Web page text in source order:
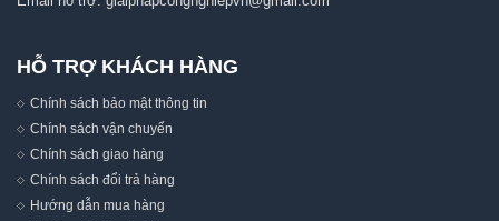
HỖ TRỢ KHÁCH HÀNG
Chính sách bảo mật thông tin
Chính sách vận chuyển
Chính sách giao hàng
Chính sách đổi trả hàng
Hướng dẫn mua hàng